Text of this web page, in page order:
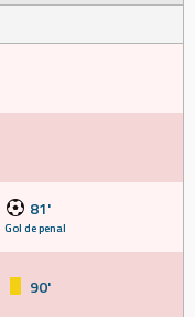
81'
Gol de penal
90'